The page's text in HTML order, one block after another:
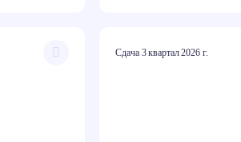
Сдача 3 квартал 2026 г.